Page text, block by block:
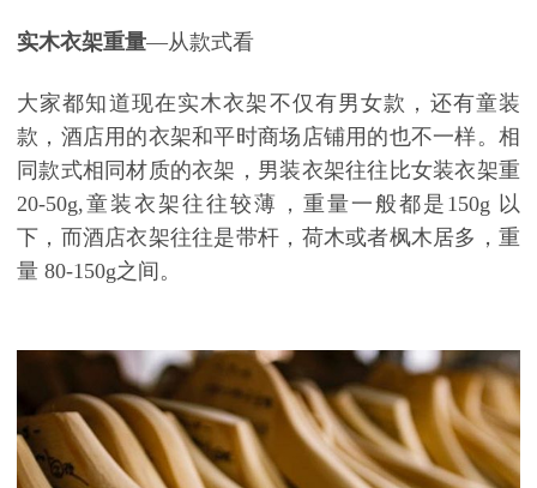
实木衣架重量—从款式看
大家都知道现在实木衣架不仅有男女款，还有童装
款，酒店用的衣架和平时商场店铺用的也不一样。相
同款式相同材质的衣架，男装衣架往往比女装衣架重
20-50g,童装衣架往往较薄，重量一般都是 150g 以
下，而酒店衣架往往是带杆，荷木或者枫木居多，重
量 80-150g之间。